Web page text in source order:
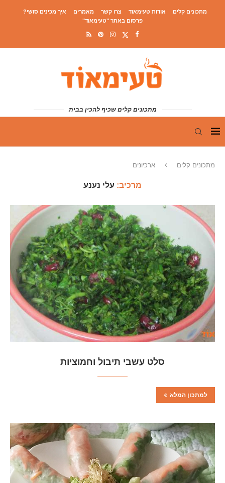
מתכונים קלים אודות טעימאוד צרו קשר מאמרים
איך מכינים סושי?
פרסום באתר "טעימאוד"
מתכונים קלים שכיף להכין בבית
מתכונים קלים ארכיונים
מרכיב: עלי נענע
סלט עשבי תיבול וחמוציות
למתכון המלא